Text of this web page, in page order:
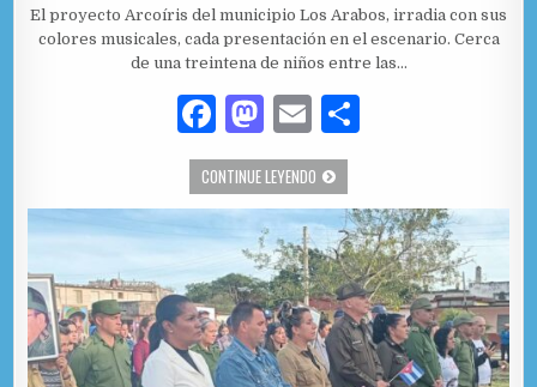
El proyecto Arcoíris del municipio Los Arabos, irradia con sus
colores musicales, cada presentación en el escenario. Cerca
de una treintena de niños entre las…
F
a
c
e
b
o
o
M
as
to
d
o
n
E
m
ai
l
p
ar
ti
r
CONTINUE LEYENDO PROYECTO ARCOÍRIS, CON LOS